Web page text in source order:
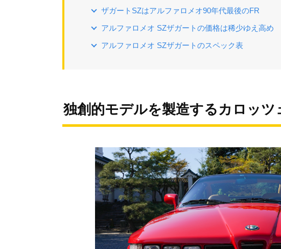
ザガートSZはアルファロメオ90年代最後のFR
アルファロメオ SZザガートの価格は稀少ゆえ高め
アルファロメオ SZザガートのスペック表
独創的モデルを製造するカロッツ